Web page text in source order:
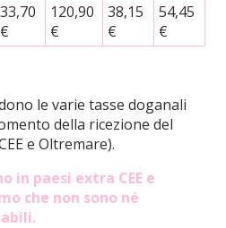
33,70
€
120,90
€
38,15
€
54,45
€
le varie tasse doganali
della ricezione del
e Oltremare).
in paesi extra CEE e
che non sono né